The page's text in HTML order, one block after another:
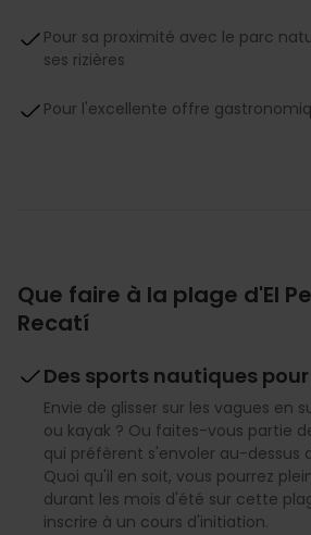
Pour sa proximité avec le parc
ses rizières
Pour l'excellente offre
Que faire à la plage d'El
Recatí
Des sports nautiques
Envie de glisser sur les vagues en
ou kayak ? Ou faites-vous partie
qui préfèrent s'envoler au-dessus
Quoi qu'il en soit, vous pourrez
durant les mois d'été sur cette
inscrire à un cours d'initiation.